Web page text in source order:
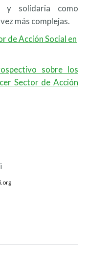
y solidaria como
más complejas.
de Acción Social en
sobre los
Sector de Acción